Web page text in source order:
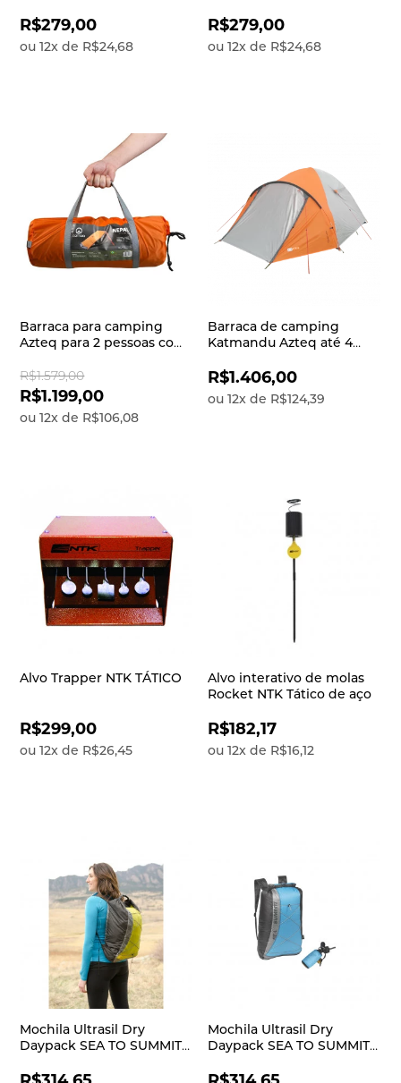
com bolsa de transporte
compactadora e tecido
reforçado
R$279,00
ou12x de R$24,68
com bolsa de transporte
compactadora e tecido
reforçado
R$279,00
ou 12xde R$24,68
Barraca para camping
Azteq para 2 pessoas com
R$1.579,00
R$1.199,00
ou12x de R$106,08
Barraca de camping
Katmandu Azteq até 4
coluna d’água
R$1.406,00
ou 12x de R$124,39
Alvo Trapper NTK TÁTICO
R$299,00
ou12x de R$26,45
Alvo interativo de molas
Rocket NTK Tático de aço
R$182,17
ou 12xde R$16,12
Mochila Ultrasil Dry
Daypack SEA TO SUMMIT
Mochila Ultrasil Dry
Daypack SEA TO SUMMIT